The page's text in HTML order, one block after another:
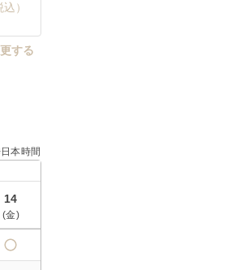
）
する
本時間
14
(金)